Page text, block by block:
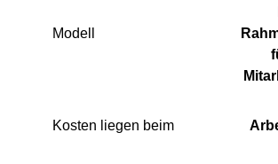
Modell
Kosten liegen beim